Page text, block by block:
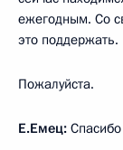
ежегодным. Со
это поддержать.
Пожалуйста.
Е.Емец: